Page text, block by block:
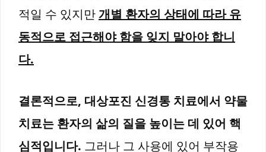
적일 수 있지만개별 환자의 상태에 따라 유
동적으로 접근해야 함을 잊지 말아야 합니
다.
결론적으로, 대상포진 신경통 치료에서 약물
치료는 환자의 삶의 질을 높이는 데 있어 핵
심적입니다. 그러나 그 사용에 있어 부작용